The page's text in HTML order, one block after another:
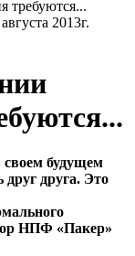
2013г.
своем будущем
друга. Это
НПФ «Пакер»